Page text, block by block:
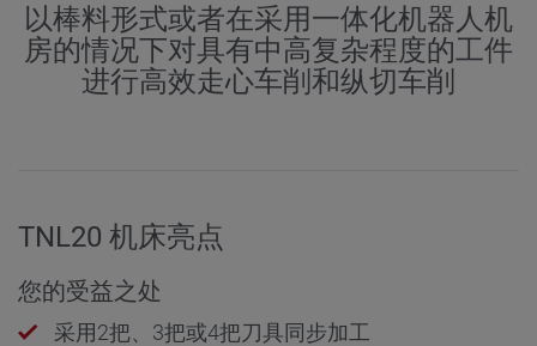
以棒料形式或者在采用一体化机器人机
房的情况下对具有中高复杂程度的工件
进行高效走心车削和纵切车削
TNL20 机床亮点
您的受益之处
采用2把、3把或4把刀具同步加工